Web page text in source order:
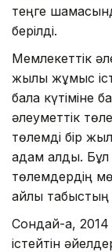
теңге
берілді.
Мемлекеттік
жылы жұмыс
бала күтіміне
әлеуметтік
төлемді бір
адам алды. Бұл
төлемдердің
айлық
Сондай-ақ,
істейтін